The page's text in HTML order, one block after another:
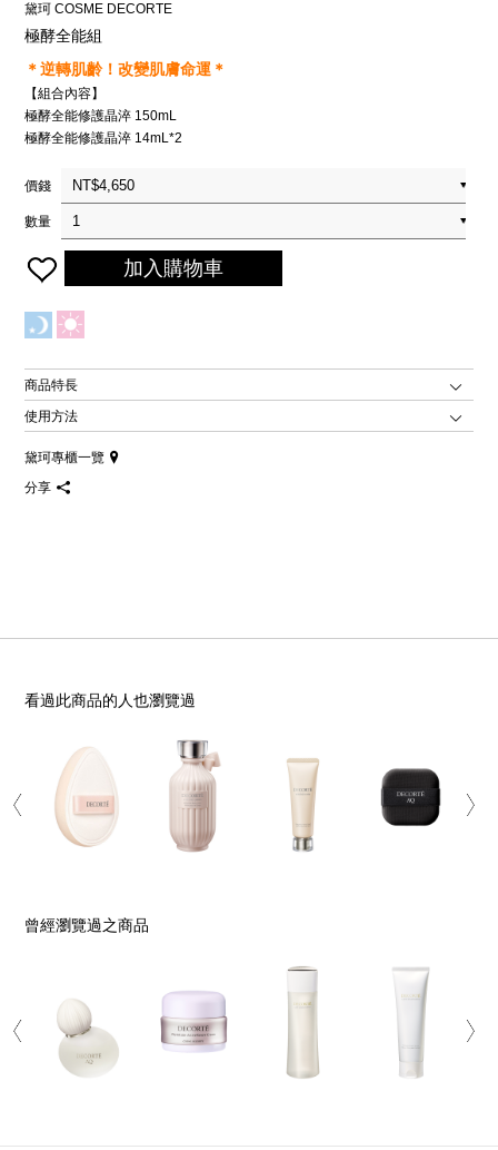
黛珂 COSME DECORTE
極酵全能組
＊逆轉肌齡！改變肌膚命運＊
【組合內容】
極酵全能修護晶淬 150mL
極酵全能修護晶淬 14mL*2
價錢
數量
加入購物車
商品特長
使用方法
黛珂專櫃一覽
分享
看過此商品的人也瀏覽過
曾經瀏覽過之商品